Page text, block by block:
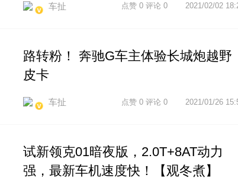
车扯 2021/02/02
点赞 0 评论 0
路转粉！ 奔驰G车主体验长城炮越野
皮卡
车扯 2021/01/26
点赞 0 评论 0
试新领克01暗夜版，2.0T+8AT动力
强，最新车机速度快！【观冬煮】